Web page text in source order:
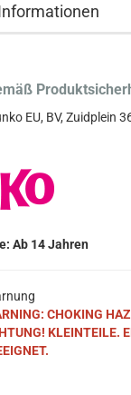
EU, BV, Zuidplein
Ab 14 Jahren
CHOKING
KLEINTEILE.